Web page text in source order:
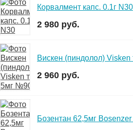
Корвалмент капс. 0.1г N30
2 980 руб.
Вискен (пиндолол)
2 960 руб.
Бозентан 62,5мг